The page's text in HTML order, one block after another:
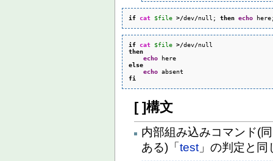
if cat $file >/dev/null; then echo
if cat $file >/dev/
then
echo
else
echo
fi
[ ]構文
内部組み込みコマンド(
ある)「test 」の判定と同